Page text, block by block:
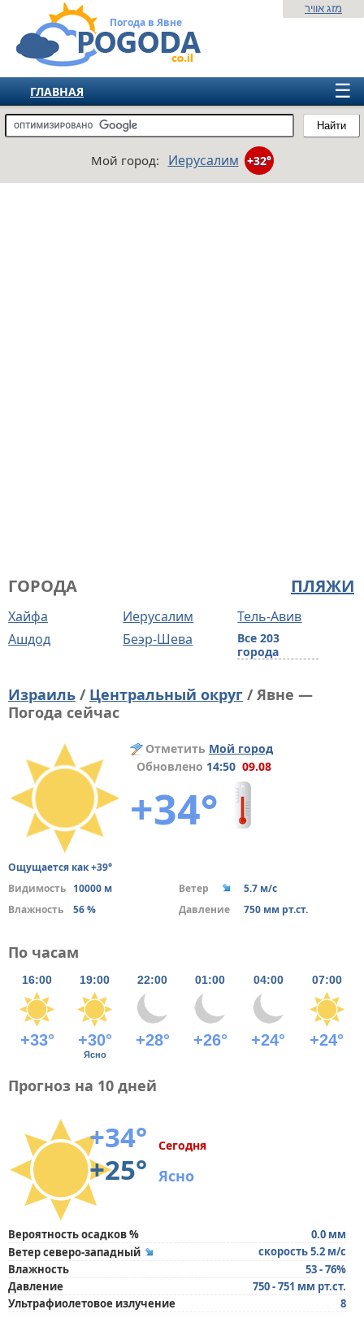
Погода в Явне
Найти
מזג אוויר
☰
ГЛАВНАЯ
ИЗРАИЛЬ
ЕВРОПА
Мой город: Иерусалим +32°
ПЛЯЖИ
ГОРОДА
Хайфа Иерусалим
Тель-Авив
Ашдод
Беэр-Шева
Все 203
города
Израиль / Центральный округ / Явне —
Погода сейчас
Отметить Мой город
Обновлено 14:50 09.08
+34°
Ощущается как +39°
Видимость 10000 м Ветер
5.7 м/с
Влажность
56 % Давление 750 мм рт.ст.
По часам
16:00 19:00 22:00 01:00 04:00 07:00
+33° +30° +28° +26° +24° +24°
Ясно
Прогноз на 10 дней
+34°
+25°
Сегодня
Ясно
Вероятность осадков %
0.0 мм
Ветер северо-западный
скорость 5.2 м/с
Влажность
53 - 76%
Давление
750 - 751 мм рт.ст.
Ультрафиолетовое излучение
8